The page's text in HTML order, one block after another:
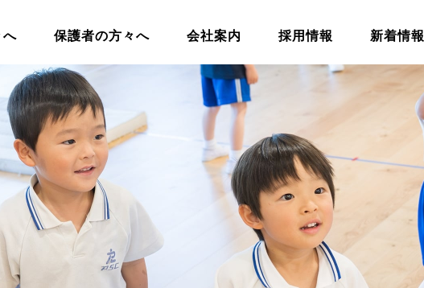
保護者の方々へ 会社案内 採用情報 新着情報